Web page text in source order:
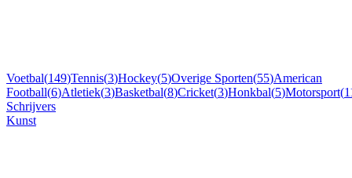
Voetbal(149)Tennis(3)Hockey(5)Overige Sporten(55)American
Football(6)Atletiek(3)Basketbal(8)Cricket(3)Honkbal(5)Motorsport(
Schrijvers
Kunst